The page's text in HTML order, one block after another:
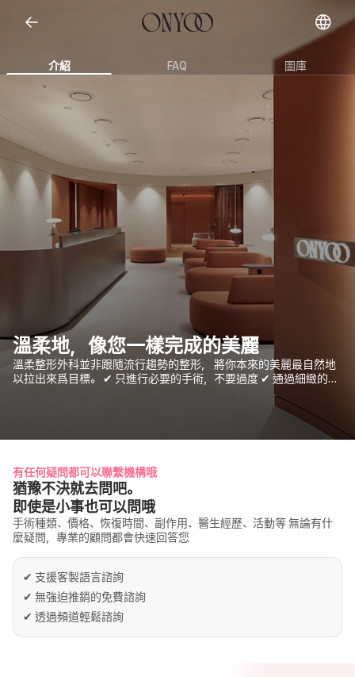
介紹 FAQ 圖庫
溫柔地，像您一樣完成的美麗
溫柔整形外科並非跟隨流行趨勢的整形， 將你本來的美麗最自然地
以拉出來爲目標。 ✔ 只進行必要的手術，不要過度 ✔ 通過細緻的諮
有任何疑問都可以聯繫機構哦
猶豫不決就去問吧。
即使是小事也可以問哦
手術種類、價格、恢復時間、副作用、醫生經歷、活動等 無論有什
麼疑問，專業的顧問都會快速回答您
✔ 支援客製語言諮詢
✔ 無強迫推銷的免費諮詢
✔ 透過頻道輕鬆諮詢